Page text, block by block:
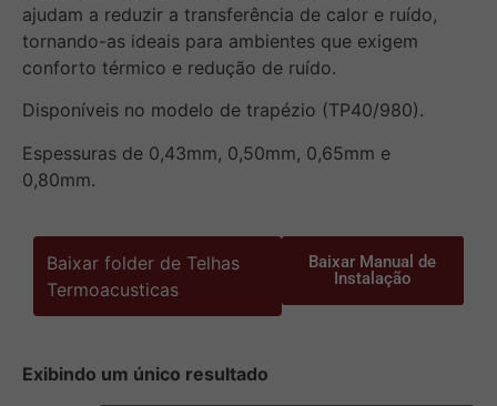
ajudam a reduzir a transferência de calor e ruído,
tornando-as ideais para ambientes que exigem
conforto térmico e redução de ruído.
Disponíveis no modelo de trapézio (TP40/980).
Espessuras de 0,43mm, 0,50mm, 0,65mm e
0,80mm.
Baixar folder de Telhas
Termoacusticas
Baixar Manual de
Instalação
Exibindo um único resultado